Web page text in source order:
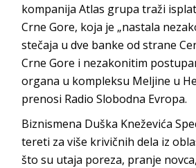
kompanija Atlas grupa traži
Crne Gore, koja je „nastala
stečaja u dve banke od strane
Crne Gore i nezakonitim
organa u kompleksu Meljine u
prenosi Radio Slobodna Evropa.
Biznismena Duška Kneževića
tereti za više krivičnih dela iz
što su utaja poreza, pranje